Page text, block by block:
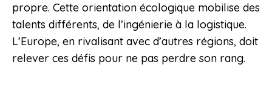
propre. Cette orientation écologique mobilise des
talents différents, de l’ingénierie à la logistique.
L’Europe, en rivalisant avec d’autres régions, doit
relever ces défis pour ne pas perdre son rang.